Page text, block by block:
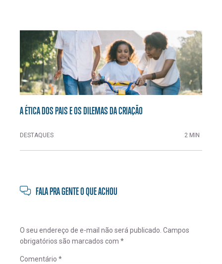
A ÉTICA DOS PAIS E OS DILEMAS DA CRIAÇÃO
DESTAQUES 2 MIN
FALA PRA GENTE O QUE ACHOU
O seu endereço de e-mail não será publicado. Campos
obrigatórios são marcados com *
Comentário *